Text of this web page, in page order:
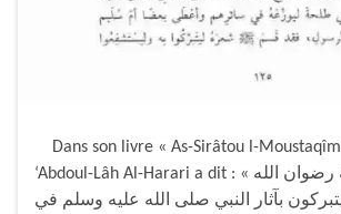
Dans son livre « As-Sirâtou l-
‘Abdoul-Lâh Al-Harari a dit : « اعلم أن الصحابة رضوان الله
بآثار النبي صلى الله عليه وسلم في